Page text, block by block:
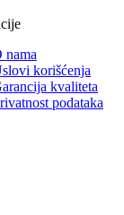
nama
korišćenja
kvaliteta
podataka